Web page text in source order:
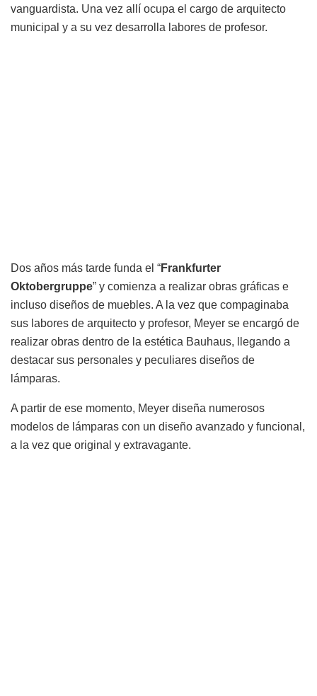
vanguardista. Una vez allí ocupa el cargo de arquitecto
municipal y a su vez desarrolla labores de profesor.
Dos años más tarde funda el “Frankfurter
Oktobergruppe” y comienza a realizar obras gráficas e
incluso diseños de muebles. A la vez que compaginaba
sus labores de arquitecto y profesor, Meyer se encargó de
realizar obras dentro de la estética Bauhaus, llegando a
destacar sus personales y peculiares diseños de
lámparas.
A partir de ese momento, Meyer diseña numerosos
modelos de lámparas con un diseño avanzado y funcional,
a la vez que original y extravagante.